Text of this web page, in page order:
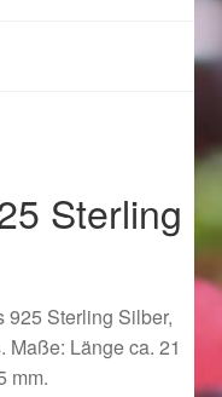
2021
2022
Sterling
925 Sterling Silber,
Länge ca. 21
mm.